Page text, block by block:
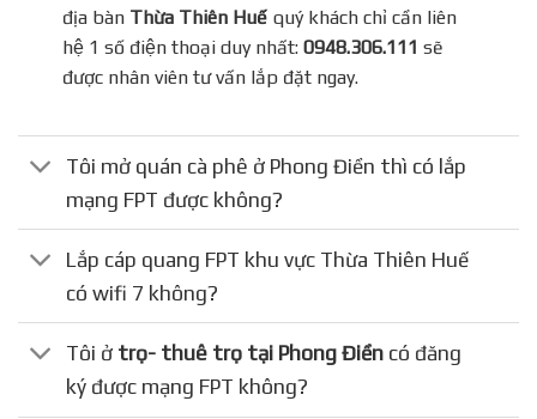
địa bànThừa Thiên Huếquý khách chỉ cần liên
hệ 1 số điện thoại duy nhất:0948.306.111 sẽ
được nhân viên tư vấn lắp đặt ngay.
Tôi mở quán cà phê ở Phong Điền thì có lắp
mạng FPT được không?
Lắp cáp quang FPT khu vực Thừa Thiên Huế
có wifi 7 không?
Tôi ở trọ- thuê trọ tại Phong Điền có đăng
ký được mạng FPT không?